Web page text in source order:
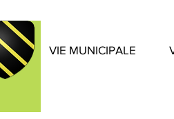
VIE MUNICIPALE